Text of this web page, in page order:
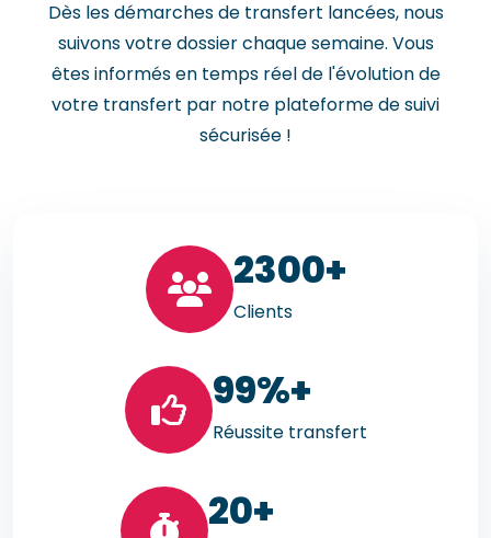
Dès les démarches de transfert lancées, nous
suivons votre dossier chaque semaine. Vous
êtes informés en temps réel de l'évolution de
votre transfert par notre plateforme de suivi
sécurisée !
2300+
Clients
99%+
Réussite transfert
20+